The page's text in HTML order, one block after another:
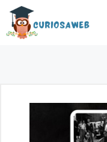
Saltar
contenido